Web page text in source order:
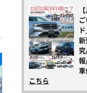
こちら